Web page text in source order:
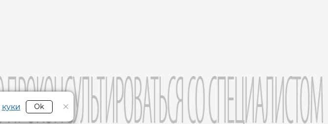
куки Ok